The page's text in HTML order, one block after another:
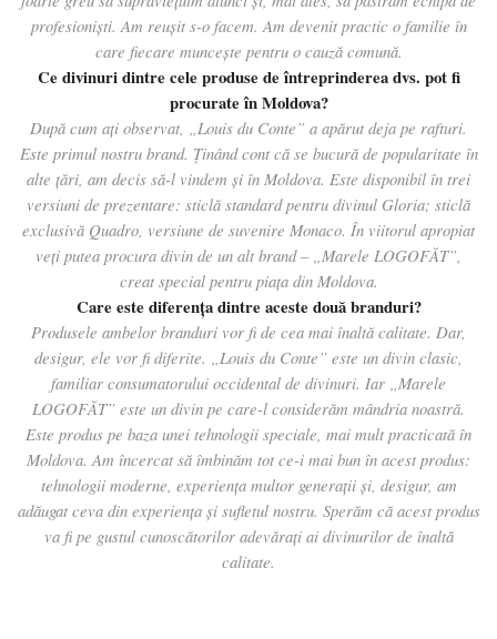
profesioniști. Am reușit s-o facem. Am devenit practic o familie în
care fiecare munceşte pentru o cauză comună.
Ce divinuri dintre cele produse de întreprinderea dvs. pot fi
procurate în Moldova?
După cum ați observat, „Louis du Conte” a apărut deja pe rafturi.
Este primul nostru brand. Ţinând cont că se bucură de popularitate în
alte țări, am decis să-l vindem şi în Moldova. Este disponibil în trei
versiuni de prezentare: sticlă standard pentru divinul Gloria; sticlă
exclusivă Quadro, versiune de suvenire Monaco. În viitorul apropiat
veți putea procura divin de un alt brand – „Marele LOGOFĂT”,
creat special pentru piața din Moldova.
Care este diferența dintre aceste două branduri?
Produsele ambelor branduri vor fi de cea mai înaltă calitate. Dar,
desigur, ele vor fi diferite. „Louis du Conte” este un divin clasic,
familiar consumatorului occidental de divinuri. Iar „Marele
LOGOFĂT” este un divin pe care-l considerăm mândria noastră.
Este produs pe baza unei tehnologii speciale, mai mult practicată în
Moldova. Am încercat să îmbinăm tot ce-i mai bun în acest produs:
tehnologii moderne, experiența multor generații și, desigur, am
adăugat ceva din experiența şi sufletul nostru. Sperăm că acest produs
va fi pe gustul cunoscătorilor adevărați ai divinurilor de înaltă
calitate.